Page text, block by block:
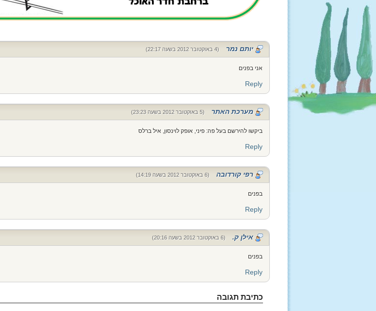
יותם נמר (4 באוקטובר 2012 בשעה 22:17)
אני בפנים
Reply
מערכת האתר (5 באוקטובר 2012 בשעה 23:23)
ביקשו להירשם בעל פה: פיני, אופק לוינסון, איל ברלס
Reply
רפי קורדובה (6 באוקטובר 2012 בשעה 14:19)
בפנים
Reply
אילן ק. (6 באוקטובר 2012 בשעה 20:16)
בפנים
Reply
כתיבת תגובה